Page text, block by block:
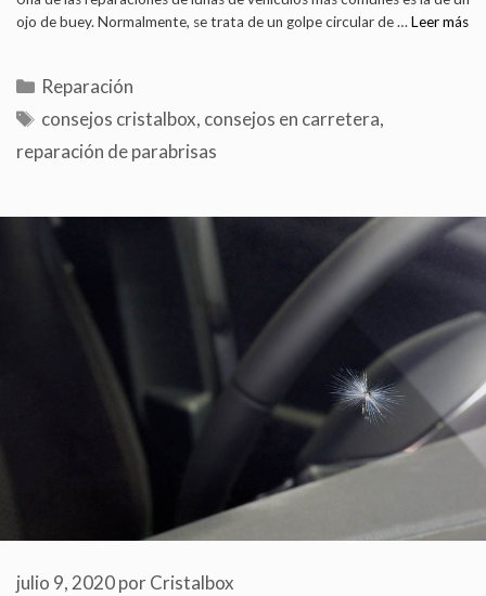
ojo de buey. Normalmente, se trata de un golpe circular de … Leer más
Reparación
consejos cristalbox, consejos en carretera,
reparación de parabrisas
julio 9, 2020porCristalbox